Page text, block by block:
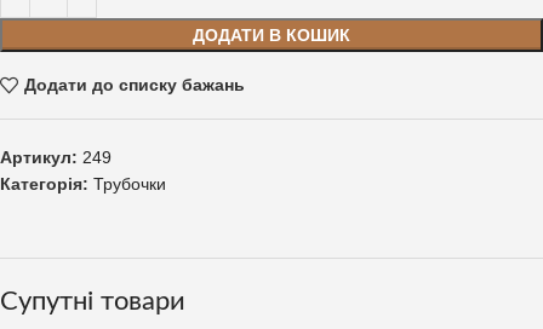
ДОДАТИ В КОШИК
Додати до списку бажань
Артикул: 249
Категорія: Трубочки
Супутні товари